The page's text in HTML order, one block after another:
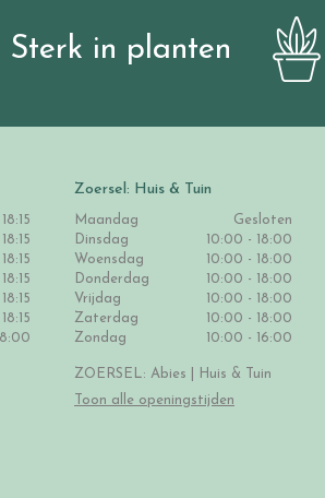
Sterk in planten
Zoersel: Huis & Tuin
Maandag
Gesloten
Dinsdag
10:00 - 18:00
Woensdag
10:00 - 18:00
Donderdag
10:00 - 18:00
Vrijdag
10:00 - 18:00
Zaterdag
10:00 - 18:00
Zondag
10:00 - 16:00
ZOERSEL: Abies | Huis & Tuin
Toon alle openingstijden